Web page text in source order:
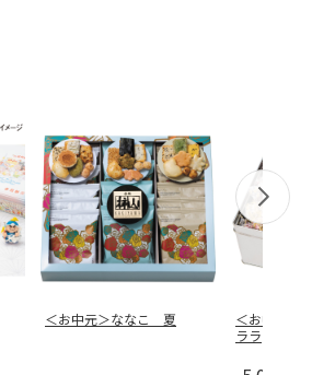
＜お中元＞ななこ 夏
＜お中元＞
ララ